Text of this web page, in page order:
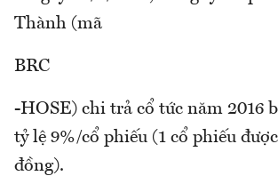
Thành (mã
BRC
-HOSE) chi trả cổ tức năm 2016
tỷ lệ 9%/cổ phiếu (1 cổ phiếu
đồng).